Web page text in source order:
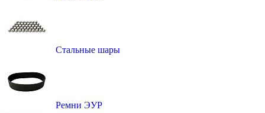
Стальные шары
Ремни ЭУР